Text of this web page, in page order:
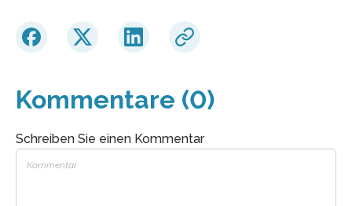
Kommentare (0)
Schreiben Sie einen Kommentar